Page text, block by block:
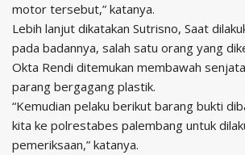
motor tersebut,” katanya.
Lebih lanjut dikatakan Sutrisno, Saat
pada badannya, salah satu orang yang
Okta Rendi ditemukan membawah
parang bergagang plastik.
“Kemudian pelaku berikut barang bukti
kita ke polrestabes palembang untuk
pemeriksaan,” katanya.